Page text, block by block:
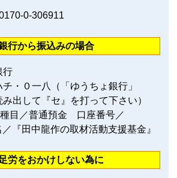
行から振込みの場合
行
・０一八（「ゆうちょ銀行」
出して『セ』を打って下さい）
目／普通預金 口座番号／
『田中龍作の取材活動支援基金』
労をおかけしない為に